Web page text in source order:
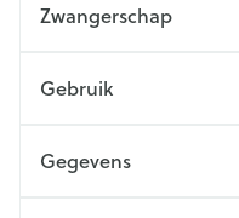
Zwangerschap
Gebruik
Gegevens